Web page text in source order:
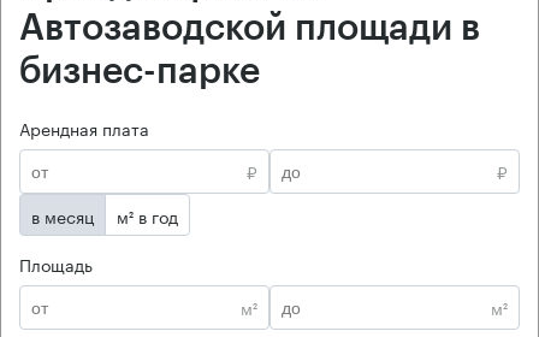
Автозаводской площади в
бизнес-парке
Арендная плата
₽
₽
в месяц
м² в год
Площадь
м²
м²